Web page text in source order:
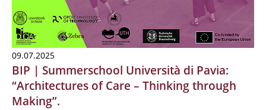
09.07.2025
BIP | Summerschool Università di Pavia:
“Architectures of Care – Thinking through
Making”.